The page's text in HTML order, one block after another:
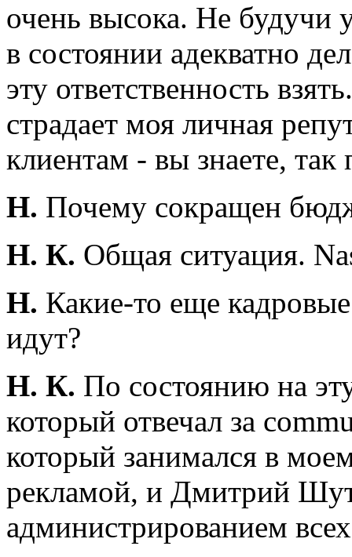
очень высока. Не будучи
в состоянии адекватно
эту ответственность
страдает моя личная
клиентам - вы знаете, так
Н. Почему сокращен
Н. К. Общая ситуация.
Н. Какие-то еще
идут?
Н. К. По состоянию на
который отвечал за
который занимался в
рекламой, и Дмитрий
администрированием